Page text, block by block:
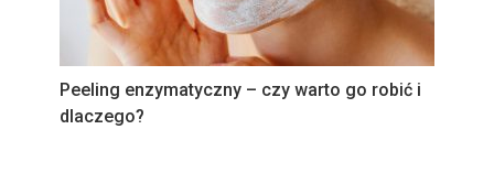
Peeling enzymatyczny – czy warto go robić i
dlaczego?